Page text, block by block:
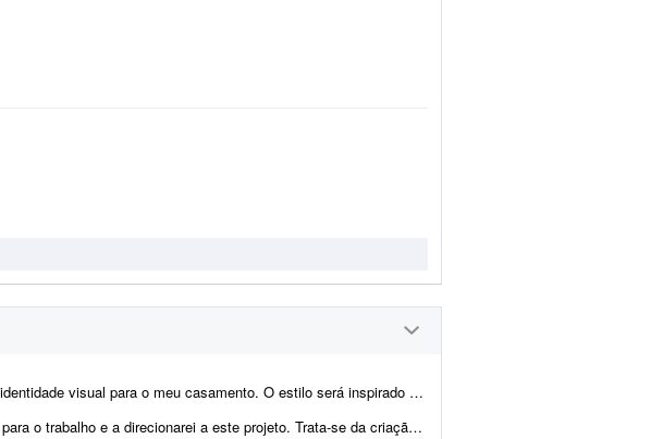
O estilo será inspirado no universo medieval/encantado; temos como referência O Senhor dos A...
este projeto. Trata-se da criação de logotipo e identidade visual para a empresa do agronegócio Agromation.